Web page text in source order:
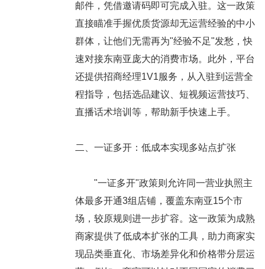
邮件，凭借邀请码即可完成入驻。这一政策
直接瞄准手握优质货源却无运营经验的中小
群体，让他们无需再为"经验不足"发愁，快
速对接东南亚庞大的消费市场。此外，平台
还提供招商经理1V1服务，从入驻到运营全
程指导，包括选品建议、短视频运营技巧、
直播话术培训等，帮助新手快速上手。
二、一证多开：低成本实现多站点扩张
"一证多开"政策则允许同一营业执照主
体最多开通3组店铺，覆盖东南亚15个市
场，较原规则进一步扩容。这一政策为成熟
商家提供了低成本扩张的工具，助力商家实
现品类垂直化、市场差异化和价格带分层运